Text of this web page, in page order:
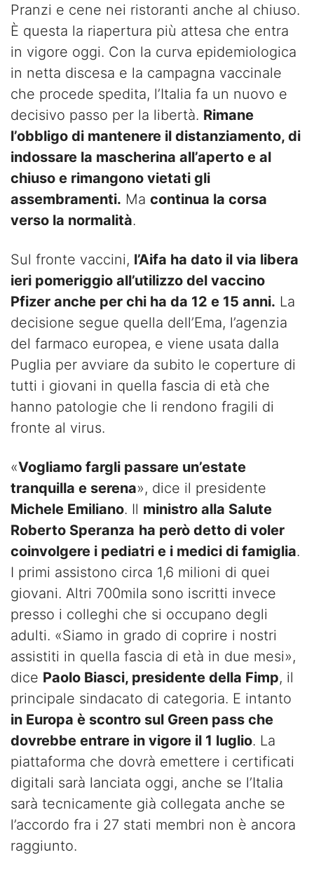
Pranzi e cene nei ristoranti anche al chiuso.
È questa la riapertura più attesa che entra
in vigore oggi. Con la curva epidemiologica
in netta discesa e la campagna vaccinale
che procede spedita, l’Italia fa un nuovo e
decisivo passo per la libertà. Rimane
l’obbligo di mantenere il distanziamento, di
indossare la mascherina all’aperto e al
chiuso e rimangono vietati gli
assembramenti. Ma continua la corsa
verso la normalità.
Sul fronte vaccini, l’Aifa ha dato il via libera
ieri pomeriggio all’utilizzo del vaccino
Pfizer anche per chi ha da 12 e 15 anni. La
decisione segue quella dell’Ema, l’agenzia
del farmaco europea, e viene usata dalla
Puglia per avviare da subito le coperture di
tutti i giovani in quella fascia di età che
hanno patologie che li rendono fragili di
fronte al virus.
«Vogliamo fargli passare un’estate
tranquilla e serena», dice il presidente
Michele Emiliano. Il ministro alla Salute
Roberto Speranza ha però detto di voler
coinvolgere i pediatri e i medici di famiglia.
I primi assistono circa 1,6 milioni di quei
giovani. Altri 700mila sono iscritti invece
presso i colleghi che si occupano degli
adulti. «Siamo in grado di coprire i nostri
assistiti in quella fascia di età in due mesi»,
dice Paolo Biasci, presidente della Fimp, il
principale sindacato di categoria. E intanto
in Europa è scontro sul Green pass che
dovrebbe entrare in vigore il 1 luglio. La
piattaforma che dovrà emettere i certificati
digitali sarà lanciata oggi, anche se l’Italia
sarà tecnicamente già collegata anche se
l’accordo fra i 27 stati membri non è ancora
raggiunto.